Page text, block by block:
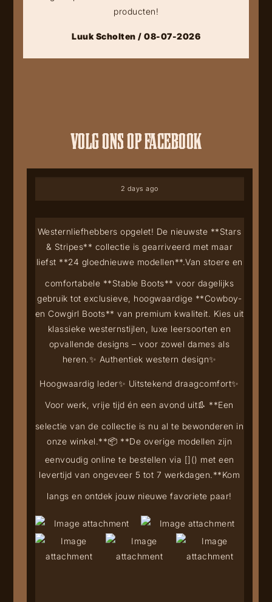
producten!
Luuk Scholten / 08-07-2026
VOLG ONS OP FACEBOOK
2 days ago
Westernliefhebbers opgelet! De nieuwste **Stars
& Stripes** collectie is gearriveerd met maar
liefst **24 gloednieuwe modellen**.Van stoere en
comfortabele **Stable Boots** voor dagelijks
gebruik tot exclusieve, hoogwaardige **Cowboy-
en Cowgirl Boots** van premium kwaliteit. Kies uit
klassieke westernstijlen, luxe leersoorten en
opvallende designs – voor zowel dames als
heren.✨ Authentiek western design✨
Hoogwaardig leder✨ Uitstekend draagcomfort✨
Voor werk, vrije tijd én een avond uit👢 **Een
selectie van de collectie is nu al te bewonderen in
onze winkel.**📦 **De overige modellen zijn
eenvoudig online te bestellen via []() met een
levertijd van ongeveer 5 tot 7 werkdagen.**Kom
langs en ontdek jouw nieuwe favoriete paar!